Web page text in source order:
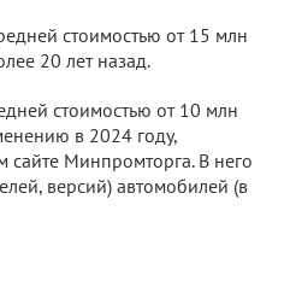
стоимостью от 15 млн
20 лет назад.
стоимостью от 10 млн
в 2024 году,
Минпромторга. В него
версий) автомобилей (в